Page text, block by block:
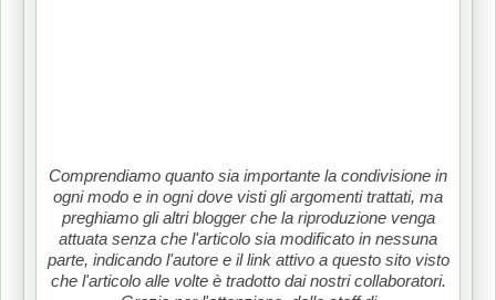
Comprendiamo quanto sia importante la condivisione in
ogni modo e in ogni dove visti gli argomenti trattati, ma
preghiamo gli altri blogger che la riproduzione venga
attuata senza che l'articolo sia modificato in nessuna
parte, indicando l'autore e il link attivo a questo sito visto
che l'articolo alle volte è tradotto dai nostri collaboratori.